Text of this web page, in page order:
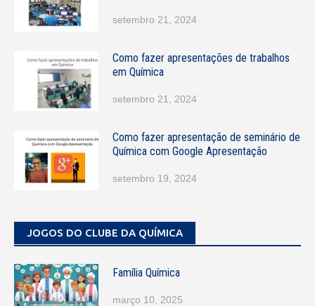
setembro 21, 2024
Como fazer apresentações de trabalhos
em Química
setembro 21, 2024
Como fazer apresentação de seminário de
Química com Google Apresentação
setembro 19, 2024
JOGOS DO CLUBE DA QUÍMICA
Família Química
março 10, 2025